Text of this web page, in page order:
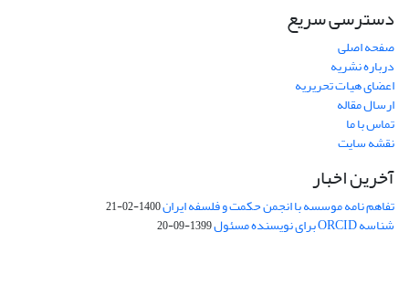
دسترسی سریع
صفحه اصلی
درباره نشریه
اعضای هیات تحریریه
ارسال مقاله
تماس با ما
نقشه سایت
آخرین اخبار
تفاهم نامه موسسه با انجمن حکمت و فلسفه ایران1400-02-21
شناسه ORCID برای نویسنده مسئول 1399-09-20